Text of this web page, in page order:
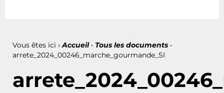
Vous êtes ici › Accueil• Tous les documents •
arrete_2024_00246_marche_gourmande_SI